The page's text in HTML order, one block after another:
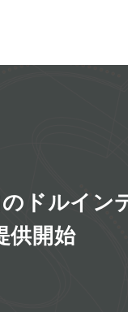
ドルイン
供開始